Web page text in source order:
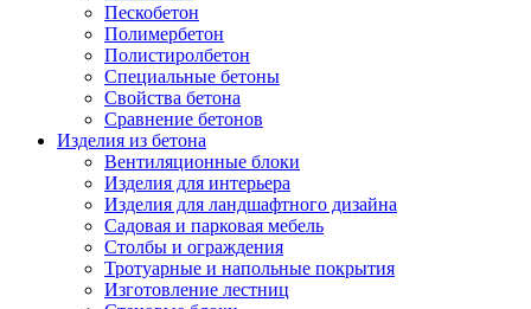
Пескобетон
Полимербетон
Полистиролбетон
Специальные бетоны
Свойства бетона
Сравнение бетонов
Изделия из бетона
Вентиляционные блоки
Изделия для интерьера
Изделия для ландшафтного дизайна
Садовая и парковая мебель
Столбы и ограждения
Тротуарные и напольные покрытия
Изготовление лестниц